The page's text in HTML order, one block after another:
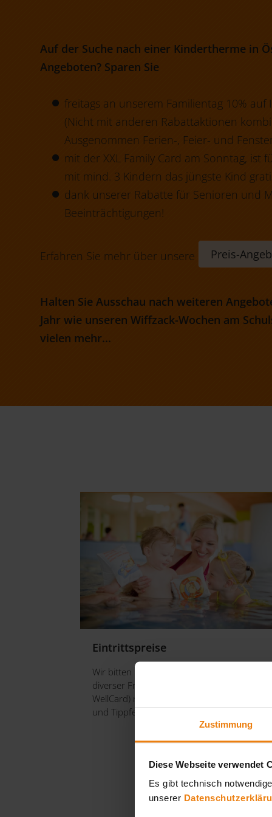
Zustimmung
Diese Webseite verwendet
Es gibt technisch
unserer
Auf der Suche nach einer Kindertherme in
Angeboten? Sparen Sie
freitags an unserem Familientag 10% auf
(Nicht mit anderen Rabattaktionen
Ausgenommen Ferien-, Feier- und
mit der XXL Family Card am Sonntag, ist
mit mind. 3 Kindern das jüngste Kind
dank unserer Rabatte für Senioren und
Beeinträchtigungen!
Erfahren Sie mehr über unsere Preis-
Halten Sie Ausschau nach weiteren
Jahr wie unseren Wiffzack-Wochen am
vielen mehr...
Eintrittspreise
Wir bitten um Verständnis, dass Gutscheine
diverser Fremdfirmen (z.B.: Webhotels,
WellCard) nicht akzeptiert werden! (Preis-
und Tippfehler vorbehalten!)